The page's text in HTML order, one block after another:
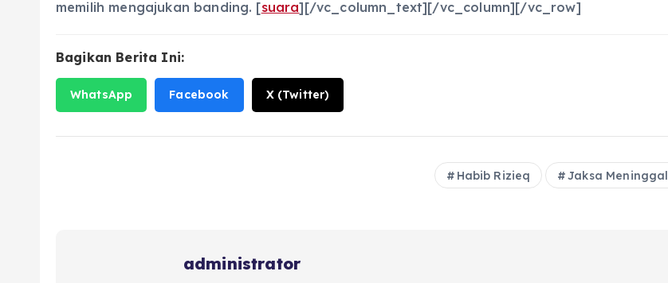
memilih mengajukan banding. [suara][/vc_column_text][/vc_column][/vc_row]
Bagikan Berita Ini:
WhatsApp Facebook X (Twitter)
Habib Rizieq Jaksa Meninggal
administrator